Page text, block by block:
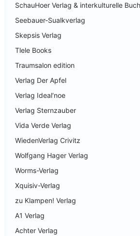
SchauHoer Verlag & interkulturelle
Seebauer-Sualkverlag
Skepsis Verlag
Tlele Books
Traumsalon edition
Verlag Der Apfel
Verlag Ideal‘noe
Verlag Sternzauber
Vida Verde Verlag
WiedenVerlag Crivitz
Wolfgang Hager Verlag
Worms-Verlag
Xquisiv-Verlag
zu Klampen! Verlag
A1 Verlag
Achter Verlag